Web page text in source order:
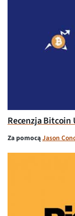
Recenzja Bitcoin
Za pomocąJason